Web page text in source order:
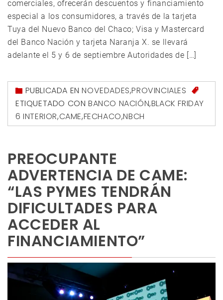
comerciales, ofrecerán descuentos y financiamiento
especial a los consumidores, a través de la tarjeta
Tuya del Nuevo Banco del Chaco; Visa y Mastercard
del Banco Nación y tarjeta Naranja X. se llevará
adelante el 5 y 6 de septiembre Autoridades de […]
PUBLICADA ENNOVEDADES,PROVINCIALES
ETIQUETADO CON BANCO NACIÓN,BLACK FRIDAY
6 INTERIOR,CAME,FECHACO,NBCH
PREOCUPANTE
ADVERTENCIA DE CAME:
“LAS PYMES TENDRÁN
DIFICULTADES PARA
ACCEDER AL
FINANCIAMIENTO”